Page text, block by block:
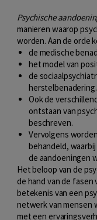
Psychische
manieren waarop
worden. Aan de orde
de medische
het model van
de
herstelbenadering.
Ook de
ontstaan van
beschreven.
Vervolgens
behandeld,
de aandoeningen
Het beloop van de
de hand van de
betekenis van een
netwerk van mensen
met een